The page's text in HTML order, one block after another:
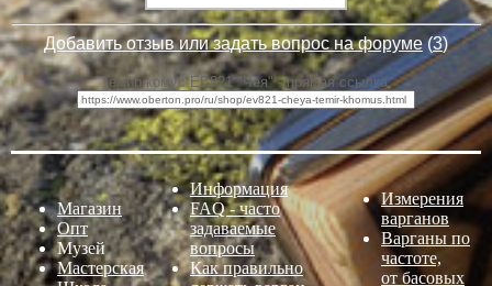
Добавить отзыв или задать вопрос на форуме(3)
Темир-комус ЕВ821 "Чея" - прямая ссылка:
Магазин
Опт
Музей
Мастерская
Информация
FAQ - часто
задаваемые
вопросы
Как правильно
Измерения
варганов
Варганы по
частоте,
от басовых